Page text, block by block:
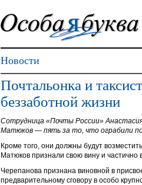
Новости
Почтальонка и
беззаботной жизни
Сотрудница «Почты России»
Матюков — пять за то, что ограбили
Кроме того, они должны будут
Матюков признали свою вину и частично
Черепанова признана виновной в
предварительному сговору в особо